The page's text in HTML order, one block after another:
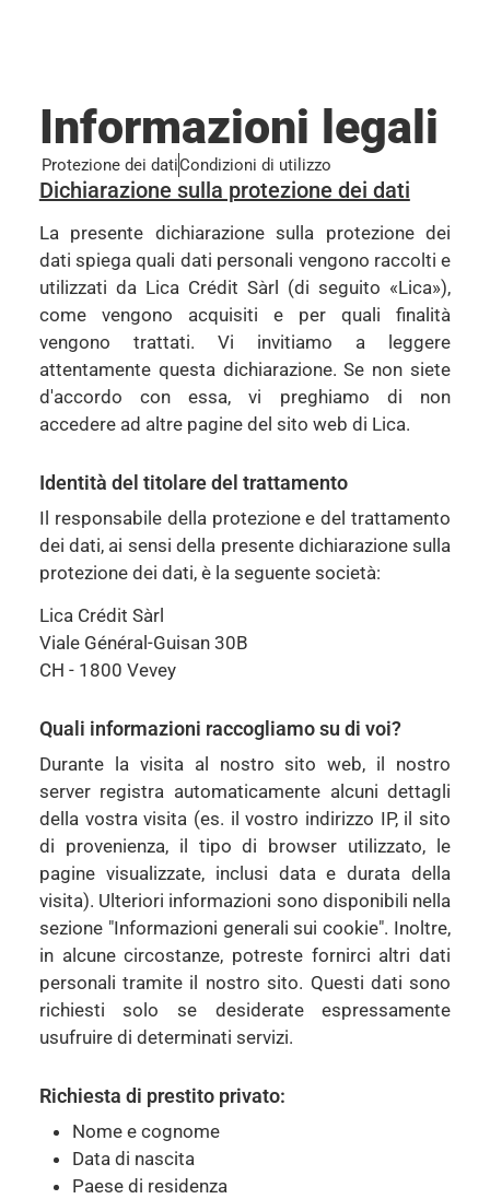
Informazioni legali
Protezione dei datiCondizioni di utilizzo
Dichiarazione sulla protezione dei dati
La presente dichiarazione sulla protezione dei
dati spiega quali dati personali vengono raccolti e
utilizzati da Lica Crédit Sàrl (di seguito «Lica»),
come vengono acquisiti e per quali finalità
vengono trattati. Vi invitiamo a leggere
attentamente questa dichiarazione. Se non siete
d'accordo con essa, vi preghiamo di non
accedere ad altre pagine del sito web di Lica.
Identità del titolare del trattamento
Il responsabile della protezione e del trattamento
dei dati, ai sensi della presente dichiarazione sulla
protezione dei dati, è la seguente società:
Lica Crédit Sàrl
Viale Général-Guisan 30B
CH - 1800 Vevey
Quali informazioni raccogliamo su di voi?
Durante la visita al nostro sito web, il nostro
server registra automaticamente alcuni dettagli
della vostra visita (es. il vostro indirizzo IP, il sito
di provenienza, il tipo di browser utilizzato, le
pagine visualizzate, inclusi data e durata della
visita). Ulteriori informazioni sono disponibili nella
sezione "Informazioni generali sui cookie". Inoltre,
in alcune circostanze, potreste fornirci altri dati
personali tramite il nostro sito. Questi dati sono
richiesti solo se desiderate espressamente
usufruire di determinati servizi.
Richiesta di prestito privato:
Nome e cognome
Data di nascita
Paese di residenza